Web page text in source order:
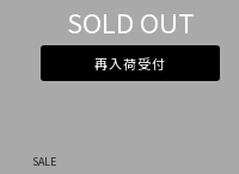
SOLD OUT
再入荷受付
SALE